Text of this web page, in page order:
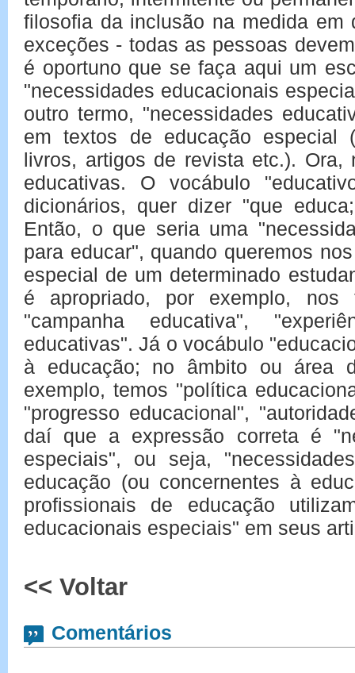
filosofia da inclusão na medida em
exceções - todas as pessoas
é oportuno que se faça aqui um
"necessidades educacionais
outro termo, "necessidades
em textos de educação especial
livros, artigos de revista etc.). Ora,
educativas. O vocábulo
dicionários, quer dizer "que
Então, o que seria uma
para educar", quando queremos
especial de um determinado
é apropriado, por exemplo, nos
"campanha educativa",
educativas". Já o vocábulo
à educação; no âmbito ou área
exemplo, temos "política
"progresso educacional",
daí que a expressão correta é
especiais", ou seja,
educação (ou concernentes à
profissionais de educação
educacionais especiais" em seus
<< Voltar
Comentários